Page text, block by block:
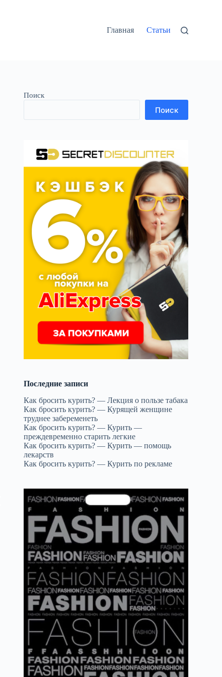
Главная Статьи
Поиск
Поиск
Последние записи
Как бросить курить? — Лекция о пользе табака
Как бросить курить? — Курящей женщине
труднее забеременеть
Как бросить курить? — Курить —
преждевременно старить легкие
Как бросить курить? — Курить — помощь
лекарств
Как бросить курить? — Курить по рекламе